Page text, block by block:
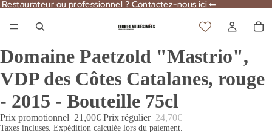
Restaurateur ou professionnel ? Contactez-nous ici ⬅
Restaurateur ou professionnel ? Contactez-nous ici ⬅
Domaine Paetzold "Mastrio",
VDP des Côtes Catalanes, rouge
- 2015 - Bouteille 75cl
Prix promotionnel 21,00€ Prix régulier 24,70€
Taxes incluses. Expédition calculée lors du paiement.